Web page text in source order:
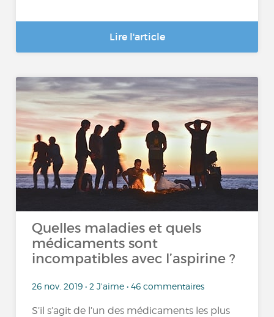
Lire l'article
Quelles maladies et quels
médicaments sont
incompatibles avec l’aspirine ?
26 nov. 2019 • 2 J'aime • 46 commentaires
S’il s’agit de l’un des médicaments les plus